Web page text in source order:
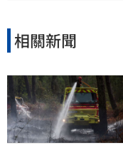
相關新聞